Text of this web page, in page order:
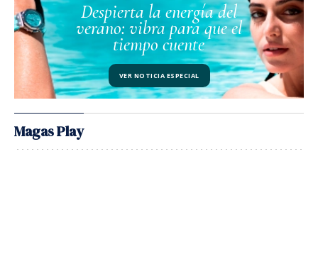
VER NOTICIA ESPECIAL
Despierta la energía del
verano: vibra para que el
tiempo cuente
Magas Play